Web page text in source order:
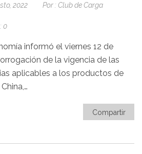
2022 Por : Club de Carga
0
informó el viernes 12 de
de la vigencia de las
aplicables a los productos de
Compartir